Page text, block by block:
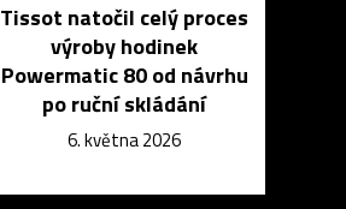
Tissot natočil celý proces
výroby hodinek
Powermatic 80 od návrhu
po ruční skládání
6. května 2026